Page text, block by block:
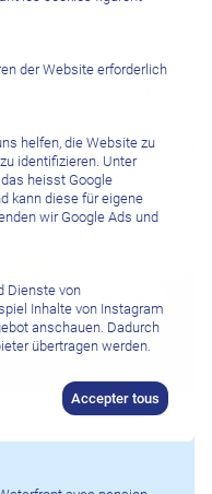
avec pension
illimitée sur le house reef,
der Website erforderlich
helfen, die Website zu
identifizieren. Unter
heisst Google
kann diese für eigene
wir Google Ads und
Dienste von
Inhalte von Instagram
anschauen. Dadurch
übertragen werden.
Accepter tous